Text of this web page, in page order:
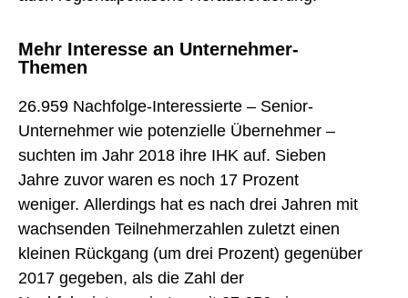
Mehr Interesse an Unternehmer-
Themen
26.959 Nachfolge-Interessierte – Senior-
Unternehmer wie potenzielle Übernehmer –
suchten im Jahr 2018 ihre IHK auf. Sieben
Jahre zuvor waren es noch 17 Prozent
weniger. Allerdings hat es nach drei Jahren mit
wachsenden Teilnehmerzahlen zuletzt einen
kleinen Rückgang (um drei Prozent) gegenüber
2017 gegeben, als die Zahl der